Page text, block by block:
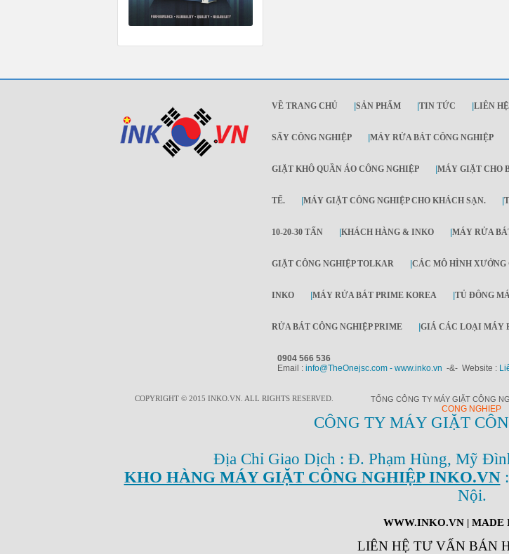
VỀ TRANG CHỦ |SẢN PHẨM |TIN TỨC |LIÊN HỆ
SẤY CÔNG NGHIỆP |MÁY RỬA BÁT CÔNG NGHIỆP
GIẶT KHÔ QUẦN ÁO CÔNG NGHIỆP |MÁY GIẶT CHO
TẾ. |MÁY GIẶT CÔNG NGHIỆP CHO KHÁCH SẠN. |
10-20-30 TẤN |KHÁCH HÀNG & INKO |MÁY RỬA
GIẶT CÔNG NGHIỆP TOLKAR |CÁC MÔ HÌNH XƯỞNG
INKO |MÁY RỬA BÁT PRIME KOREA |TỦ ĐÔNG
RỬA BÁT CÔNG NGHIỆP PRIME |GIÁ CÁC LOẠI MÁY
0904 566 536
Email : info@TheOnejsc.com - www.inko.vn -&- Website :
COPYRIGHT © 2015 INKO.VN. ALL RIGHTS RESERVED. TỔNG CÔNG TY MÁY GIẶT CÔNG
CONG NGHIEP
CÔNG TY MÁY GIẶT
Địa Chỉ Giao Dịch : Đ. Phạm Hùng, Mỹ
KHO HÀNG MÁY GIẶT CÔNG NGHIỆP INKO.VN:
Nội.
WWW.INKO.VN| MADE
LIÊN HỆ TƯ VẤN BÁN